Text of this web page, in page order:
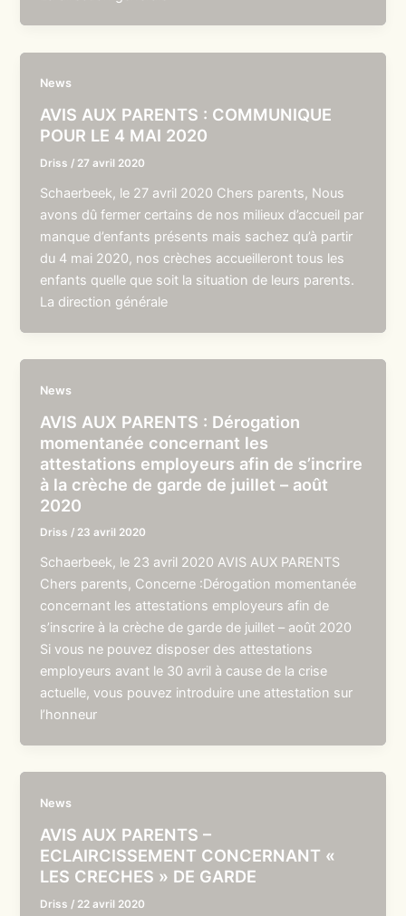
News
AVIS AUX PARENTS : COMMUNIQUE
POUR LE 4 MAI 2020
Driss / 27 avril 2020
Schaerbeek, le 27 avril 2020 Chers parents, Nous
avons dû fermer certains de nos milieux d’accueil par
manque d’enfants présents mais sachez qu’à partir
du 4 mai 2020, nos crèches accueilleront tous les
enfants quelle que soit la situation de leurs parents.
La direction générale
News
AVIS AUX PARENTS : Dérogation
momentanée concernant les
attestations employeurs afin de s’incrire
à la crèche de garde de juillet – août
2020
Driss / 23 avril 2020
Schaerbeek, le 23 avril 2020 AVIS AUX PARENTS
Chers parents, Concerne :Dérogation momentanée
concernant les attestations employeurs afin de
s’inscrire à la crèche de garde de juillet – août 2020
Si vous ne pouvez disposer des attestations
employeurs avant le 30 avril à cause de la crise
actuelle, vous pouvez introduire une attestation sur
l’honneur
News
AVIS AUX PARENTS –
ECLAIRCISSEMENT CONCERNANT «
LES CRECHES » DE GARDE
Driss / 22 avril 2020